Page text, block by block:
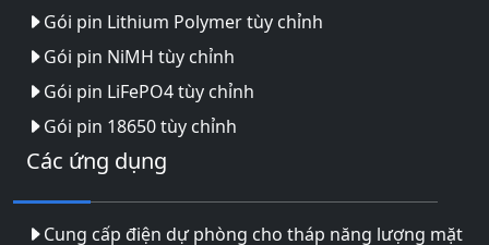
Gói pin Lithium Polymer tùy chỉnh
Gói pin NiMH tùy chỉnh
Gói pin LiFePO4 tùy chỉnh
Gói pin 18650 tùy chỉnh
Các ứng dụng
Cung cấp điện dự phòng cho tháp năng lượng mặt